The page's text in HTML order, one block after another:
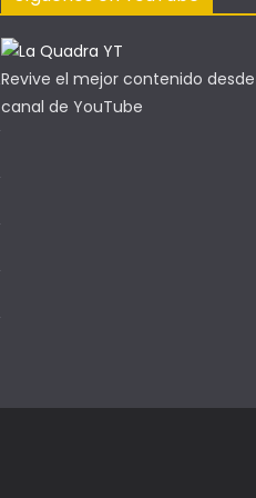
Revive el mejor contenido
canal de YouTube